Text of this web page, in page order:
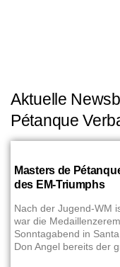
Aktuelle
Pétanque
Masters de
des EM-Triumphs
Nach der Jugend-WM
war die
Sonntagabend in
Don Angel bereits der